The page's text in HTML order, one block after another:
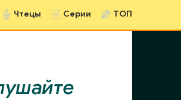
Чтецы Серии ТОП